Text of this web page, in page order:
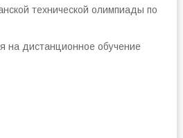
технической олимпиады по
на дистанционное обучение